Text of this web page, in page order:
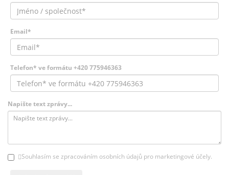
Email*
Telefon* ve formátu +420 775946363
Napište text zprávy...
Souhlasím se zpracováním osobních údajů pro marketingové účely.